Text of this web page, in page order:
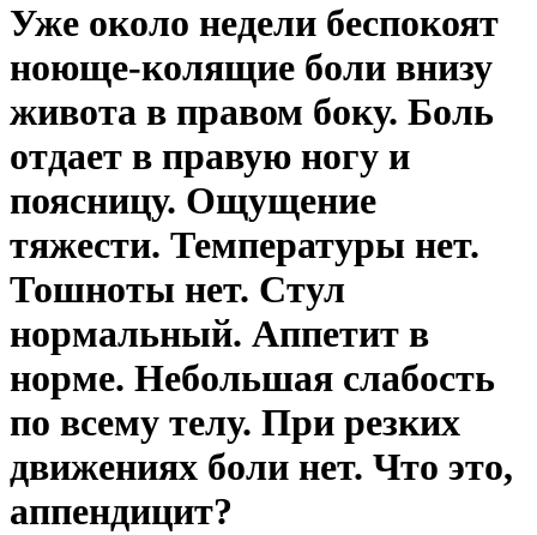
Уже около недели беспокоят
ноюще-колящие боли внизу
живота в правом боку. Боль
отдает в правую ногу и
поясницу. Ощущение
тяжести. Температуры нет.
Тошноты нет. Стул
нормальный. Аппетит в
норме. Небольшая слабость
по всему телу. При резких
движениях боли нет. Что это,
аппендицит?